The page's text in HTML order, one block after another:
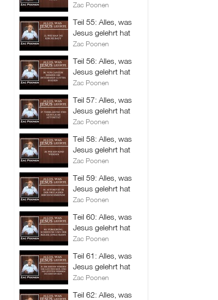
Zac Poonen
Teil 55: Alles, was
Jesus gelehrt hat
Zac Poonen
Teil 56: Alles, was
Jesus gelehrt hat
Zac Poonen
Teil 57: Alles, was
Jesus gelehrt hat
Zac Poonen
Teil 58: Alles, was
Jesus gelehrt hat
Zac Poonen
Teil 59: Alles, was
Jesus gelehrt hat
Zac Poonen
Teil 60: Alles, was
Jesus gelehrt hat
Zac Poonen
Teil 61: Alles, was
Jesus gelehrt hat
Zac Poonen
Teil 62: Alles, was